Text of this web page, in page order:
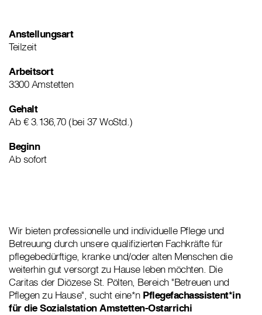
Anstellungsart
Teilzeit
Arbeitsort
3300 Amstetten
Gehalt
Ab € 3.136,70 (bei 37 WoStd.)
Beginn
Ab sofort
Wir bieten professionelle und individuelle Pflege und
Betreuung durch unsere qualifizierten Fachkräfte für
pflegebedürftige, kranke und/oder alten Menschen die
weiterhin gut versorgt zu Hause leben möchten. Die
Caritas der Diözese St. Pölten, Bereich "Betreuen und
Pflegen zu Hause", sucht eine*n Pflegefachassistent*in
für die Sozialstation Amstetten-Ostarrichi